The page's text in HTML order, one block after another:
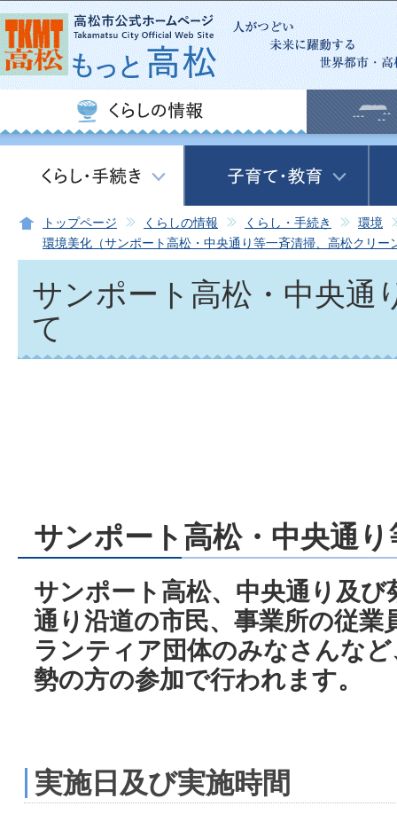
この
トップページ くらしの情報 くらし・手続き
環境
環境美化（サンポート高松・中央通り等一斉清掃、高松クリー
サンポート高松・中央通
て
サンポート高松・中央通
サンポート高松、中央通り及び
通り沿道の市民、事業所の従業
ランティア団体のみなさんなど
勢の方の参加で行われます。
実施日及び実施時間